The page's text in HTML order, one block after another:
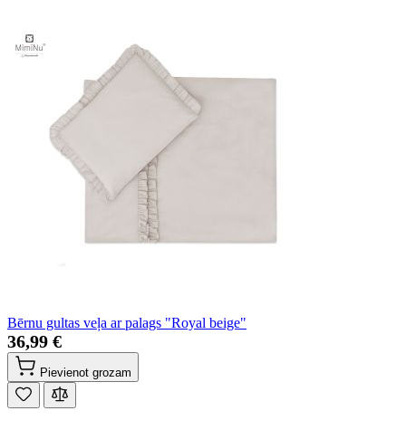
Bērnu gultas veļa ar palags "Royal beige"
36,99 €
Pievienot grozam